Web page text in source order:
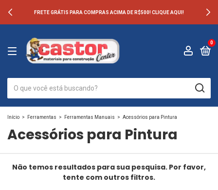
FRETE GRÁTIS PARA COMPRAS ACIMA DE R$500! CLIQUE AQUI!
0
Início > Ferramentas > Ferramentas Manuais > Acessórios para Pintura
Acessórios para Pintura
Não temos resultados para sua pesquisa. Por favor,
tente com outros filtros.